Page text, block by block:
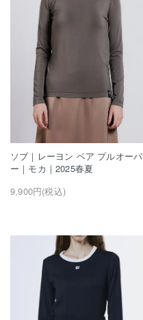
ソブ｜レーヨン ベア プルオーバ
ー｜モカ｜2025春夏
9,900円(税込)